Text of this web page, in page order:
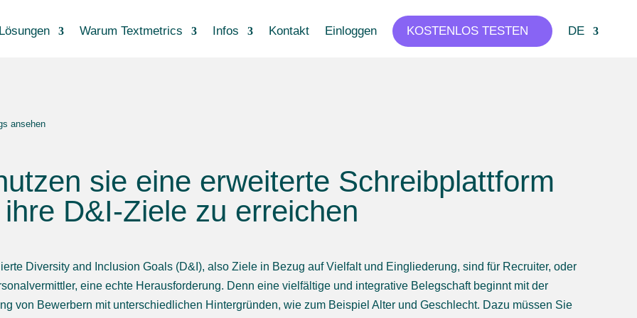
Warum Textmetrics Infos Kontakt Einloggen KOSTENLOS TESTEN DE
ansehen
sie eine erweiterte Schreibplattform
D&I-Ziele zu erreichen
Diversity and Inclusion Goals (D&I), also Ziele in Bezug auf Vielfalt und Eingliederung, sind für Recruiter, oder
eine echte Herausforderung. Denn eine vielfältige und integrative Belegschaft beginnt mit der
von Bewerbern mit unterschiedlichen Hintergründen, wie zum Beispiel Alter und Geschlecht. Dazu müssen Sie